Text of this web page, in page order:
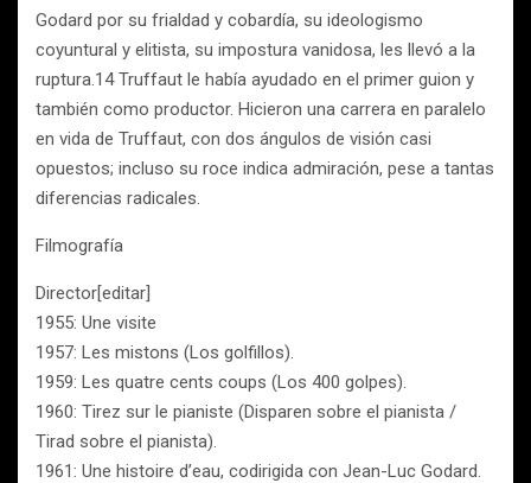
Godard por su frialdad y cobardía, su ideologismo
coyuntural y elitista, su impostura vanidosa, les llevó a la
ruptura.14 Truffaut le había ayudado en el primer guion y
también como productor. Hicieron una carrera en paralelo
en vida de Truffaut, con dos ángulos de visión casi
opuestos; incluso su roce indica admiración, pese a tantas
diferencias radicales.
Filmografía
Director[editar]
1955: Une visite
1957: Les mistons (Los golfillos).
1959: Les quatre cents coups (Los 400 golpes).
1960: Tirez sur le pianiste (Disparen sobre el pianista /
Tirad sobre el pianista).
1961: Une histoire d’eau, codirigida con Jean-Luc Godard.